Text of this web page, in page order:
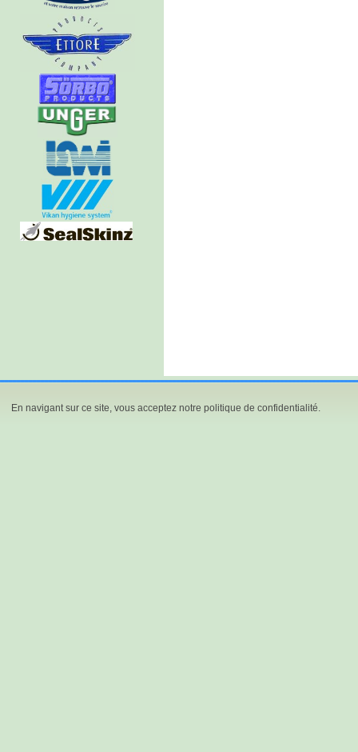
En navigant sur ce site, vous acceptez notre politique de confidentialité.